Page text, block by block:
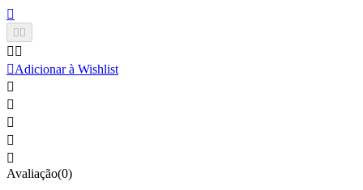


 
Adicionar à Wishlist





Avaliação(0)